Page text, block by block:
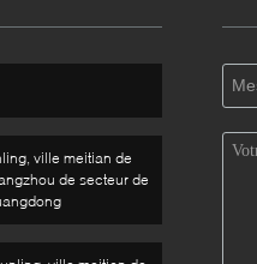
ville meitian de
de secteur de